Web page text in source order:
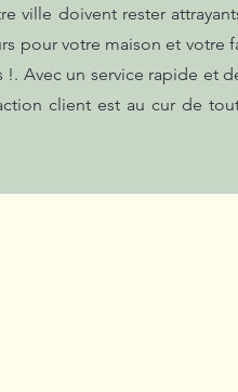
ville doivent rester
pour votre maison et votre
Avec un service rapide et
client est au cur de